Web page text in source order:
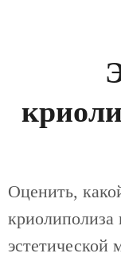
Оценить,